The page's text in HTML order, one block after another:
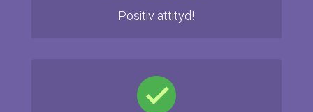
Positiv attityd!